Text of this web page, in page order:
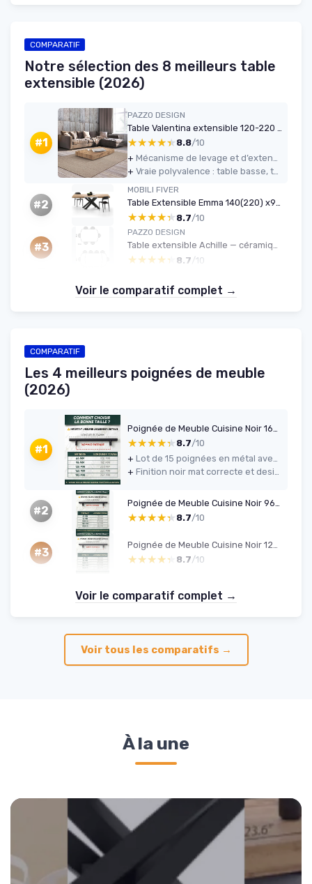
COMPARATIF
Notre sélection des 8 meilleurs table
extensible (2026)
#1
PAZZO DESIGN
★★★★★
★★★★★ 8.8/10
+
+
#2
MOBILI FIVER
Table Extensible Emma 140(220) x90 cm
★★★★★
★★★★★ 8.7/10
#3
PAZZO DESIGN
Table extensible Achille — céramique blanche, pieds noirs
★★★★★
★★★★★ 8.7 /10
Voir le comparatif complet →
COMPARATIF
Les 4 meilleurs poignées de meuble
(2026)
#1 ★★★★★
★★★★★ 8.7/10
+
+
#2 ★★★★★
★★★★★ 8.7/10
#3 ★★★★★
★★★★★ 8.7/10
Voir le comparatif complet →
Voir tous les comparatifs →
À la une